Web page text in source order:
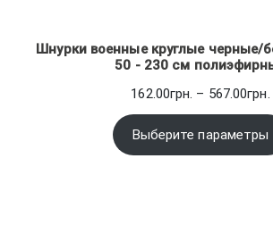
Шнурки военные круглые черные/
50 - 230 см
162.00грн. – 567.00грн.
Выберите параметры